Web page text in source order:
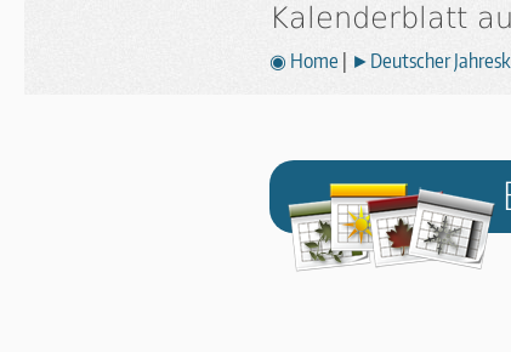
Kalenderblatt
◉ Home ►Deutscher